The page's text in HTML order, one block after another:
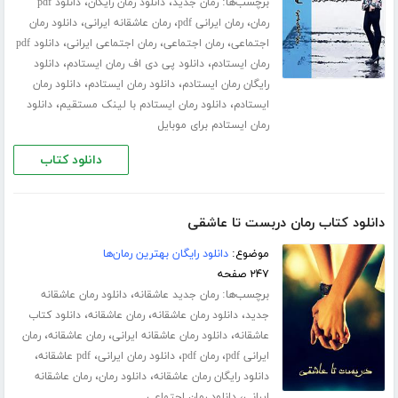
رمان جدید دانلود رمان رایگان
دانلود pdf
رمان،رمان ایرانی pdf ،رمان عاشقانه ایرانی،دانلود رمان
اجتماعی،رمان اجتماعی،رمان اجتماعی ایرانی،
دانلود pdf
رمان ایستادم،دانلود پی دی اف رمان ایستادم،دانلود
رایگان رمان ایستادم،دانلود رمان ایستادم،دانلود رمان
ایستادم،دانلود رمان ایستادم با لینک مستقیم،دانلود
رمان ایستادم برای موبایل
دانلود کتاب
دانلود کتاب رمان دربست تا عاشقی
موضوع:دانلود رایگان بهترین رمان‌ها
۲۴۷ صفحه
برچسب‌ها:رمان جدید عاشقانه،دانلود رمان عاشقانه
جدید،دانلود رمان عاشقانه،رمان عاشقانه،دانلود کتاب
عاشقانه،دانلود رمان عاشقانه ایرانی،رمان عاشقانه،رمان
ایرانی pdf
،رمان pdf ،دانلود رمان ایرانی،pdf عاشقانه ،
دانلود رایگان رمان عاشقانه،دانلود رمان،رمان عاشقانه